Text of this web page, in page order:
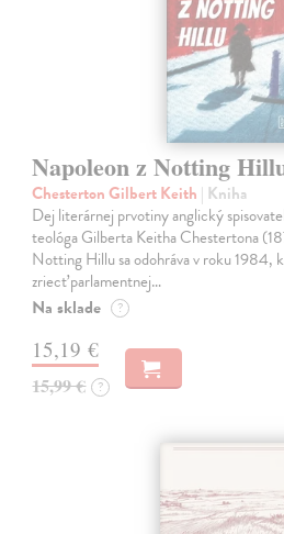
Napoleon z Notting
Chesterton Gilbert Keith | Kniha
Dej literárnej prvotiny anglický
teológa Gilberta Keitha Chestertona
Notting Hillu sa odohráva v roku 1984,
zriecť parlamentnej…
Na sklade ?
15,19 €
15,99 € ?